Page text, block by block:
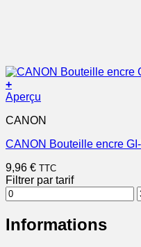
+
Aperçu
CANON
CANON Bouteille encre
9,96 € TTC
Filtrer par tarif
Prix
min
Informations